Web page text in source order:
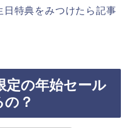
特典をみつけたら記事
定の年始セール
？